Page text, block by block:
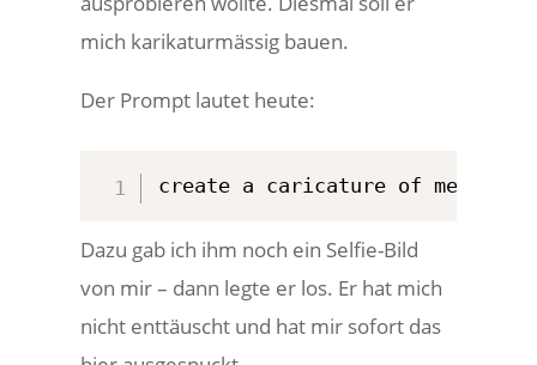
mich karikaturmässig bauen.
Der Prompt lautet heute:
create a caricature of me and
Dazu gab ich ihm noch ein Selfie-Bild
von mir – dann legte er los. Er hat mich
nicht enttäuscht und hat mir sofort das